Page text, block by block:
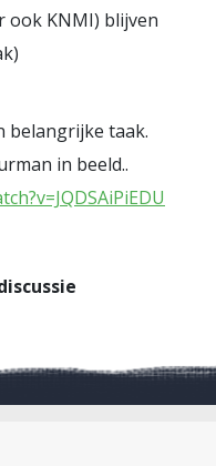
ook KNMI) blijven
belangrijke taak.
in beeld..